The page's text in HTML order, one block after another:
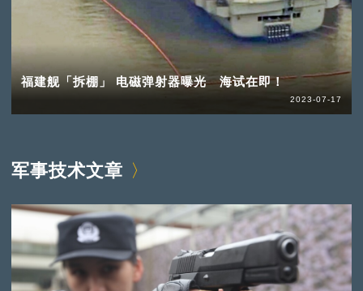
福建舰「拆棚」 电磁弹射器曝光 海试在即！
2023-07-17
军事技术文章